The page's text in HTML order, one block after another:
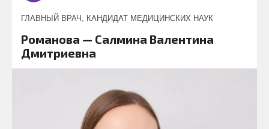
ГЛАВНЫЙ ВРАЧ, КАНДИДАТ МЕДИЦИНСКИХ НАУК
Романова — Салмина Валентина
Дмитриевна